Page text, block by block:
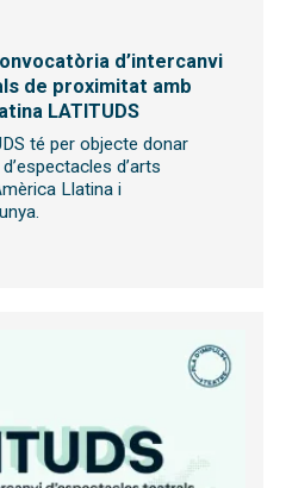
d’intercanvi
de proximitat amb
LATITUDS
té per objecte donar
d’arts
Llatina i